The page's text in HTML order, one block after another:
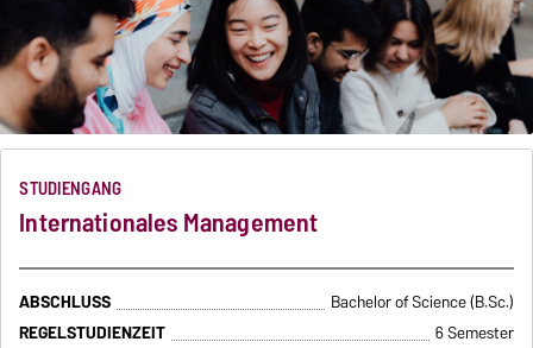
STUDIENGANG
Internationales Management
ABSCHLUSS
Bachelor of Science (B.Sc.)
REGELSTUDIENZEIT
6 Semester